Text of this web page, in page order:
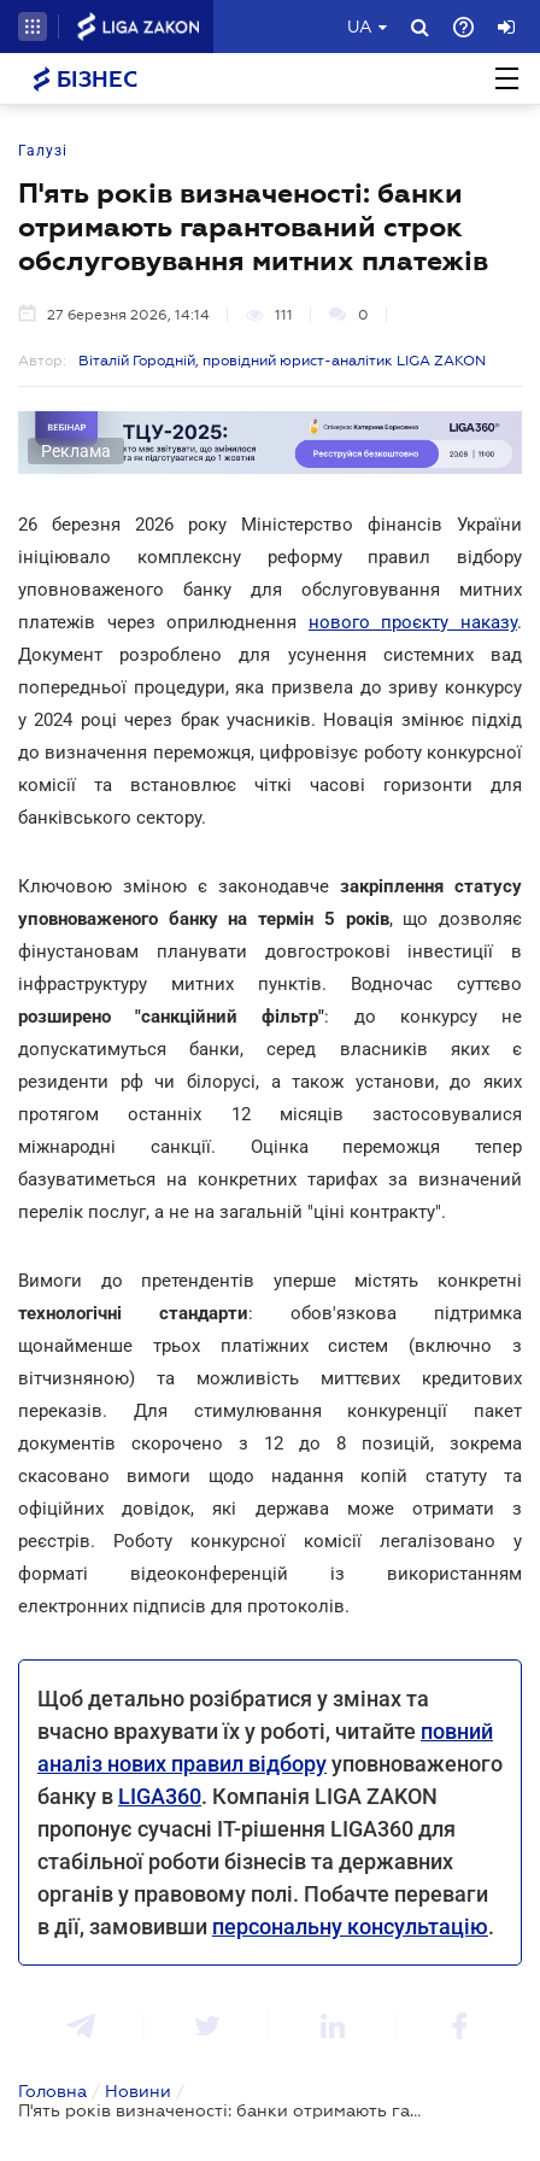
UA
БІЗНЕС
Галузі
П'ять років визначеності: банки
отримають гарантований строк
обслуговування митних платежів
27 березня 2026, 14:14 111 0
Автор: Віталій Городній, провідний юрист-аналітик LIGA ZAKON
Реклама
26 березня 2026 року Міністерство фінансів України
ініціювало комплексну реформу правил відбору
уповноваженого банку для обслуговування митних
платежів через оприлюднення нового проєкту наказу.
Документ розроблено для усунення системних вад
попередньої процедури, яка призвела до зриву конкурсу
у 2024 році через брак учасників. Новація змінює підхід
до визначення переможця, цифровізує роботу конкурсної
комісії та встановлює чіткі часові горизонти для
банківського сектору.
Ключовою зміною є законодавче закріплення статусу
уповноваженого банку на термін 5 років, що дозволяє
фінустановам планувати довгострокові інвестиції в
інфраструктуру митних пунктів. Водночас суттєво
розширено "санкційний фільтр": до конкурсу не
допускатимуться банки, серед власників яких є
резиденти рф чи білорусі, а також установи, до яких
протягом останніх 12 місяців застосовувалися
міжнародні санкції. Оцінка переможця тепер
базуватиметься на конкретних тарифах за визначений
перелік послуг, а не на загальній "ціні контракту".
Вимоги до претендентів уперше містять конкретні
технологічні стандарти: обов'язкова підтримка
щонайменше трьох платіжних систем (включно з
вітчизняною) та можливість миттєвих кредитових
переказів. Для стимулювання конкуренції пакет
документів скорочено з 12 до 8 позицій, зокрема
скасовано вимоги щодо надання копій статуту та
офіційних довідок, які держава може отримати з
реєстрів. Роботу конкурсної комісії легалізовано у
форматі відеоконференцій із використанням
електронних підписів для протоколів.
Щоб детально розібратися у змінах та
вчасно врахувати їх у роботі, читайте повний
аналіз нових правил відборууповноваженого
банку в LIGA360. Компанія LIGA ZAKON
пропонує сучасні IT-рішення LIGA360 для
стабільної роботи бізнесів та державних
органів у правовому полі. Побачте переваги
в дії, замовивши персональну консультацію.
Головна / Новини /
П'ять років визначеності: банки отримають гарантований строк обслуговування митних платежів